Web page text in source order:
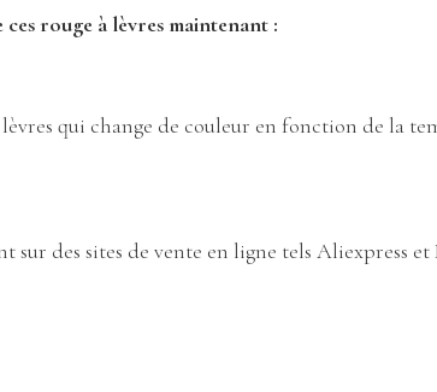
rouge à lèvres maintenant :
qui change de couleur en fonction de la
sur des sites de vente en ligne tels Aliexpress et